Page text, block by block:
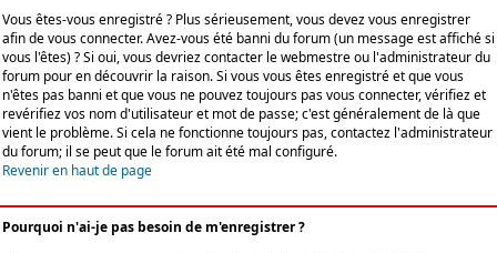
Vous êtes-vous enregistré ? Plus sérieusement, vous devez vous enregistrer
afin de vous connecter. Avez-vous été banni du forum (un message est affiché si
vous l'êtes) ? Si oui, vous devriez contacter le webmestre ou l'administrateur du
forum pour en découvrir la raison. Si vous vous êtes enregistré et que vous
n'êtes pas banni et que vous ne pouvez toujours pas vous connecter, vérifiez et
revérifiez vos nom d'utilisateur et mot de passe; c'est généralement de là que
vient le problème. Si cela ne fonctionne toujours pas, contactez l'administrateur
du forum; il se peut que le forum ait été mal configuré.
Revenir en haut de page
Pourquoi n'ai-je pas besoin de m'enregistrer ?